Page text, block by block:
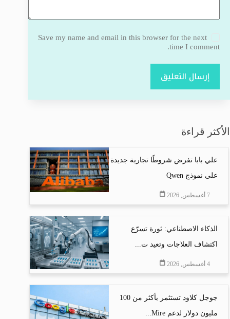
Save my name and email in this browser for the next
time I comment.
إرسال التعليق
الأكثر قراءة
علي بابا تفرض شروطًا تجارية جديدة
على نموذج Qwen
7 أغسطس, 2026
الذكاء الاصطناعي: ثورة تسرّع
اكتشاف العلاجات وتعيد ت...
4 أغسطس, 2026
جوجل كلاود تستثمر بأكثر من 100
مليون دولار لدعم Mire...